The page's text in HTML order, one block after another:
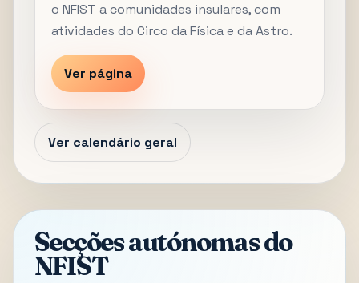
o NFIST a comunidades insulares, com
atividades do Circo da Física e da Astro.
Ver página
Ver calendário geral
Secções autónomas do
NFIST